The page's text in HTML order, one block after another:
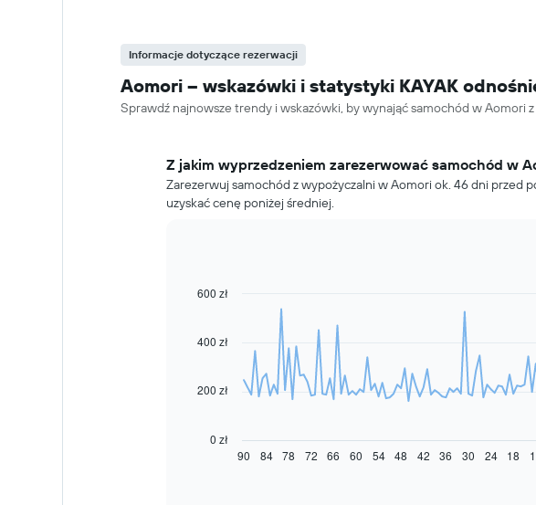
Informacje dotyczące rezerwacji
Aomori – wskazówki i statystyki KAYAK
Sprawdź najnowsze trendy i wskazówki, by wynająć samochód w Aomori
Z jakim wyprzedzeniem zarezerwować samochód w
Zarezerwuj samochód z wypożyczalni w Aomori ok. 46 dni przed
uzyskać cenę poniżej średniej.
Line
data
Następujący
pokazuje,
Chart
0 zł
200 zł
400 zł
600 zł
90 60 30
84 78 72 66 54 48 42 36 24 18